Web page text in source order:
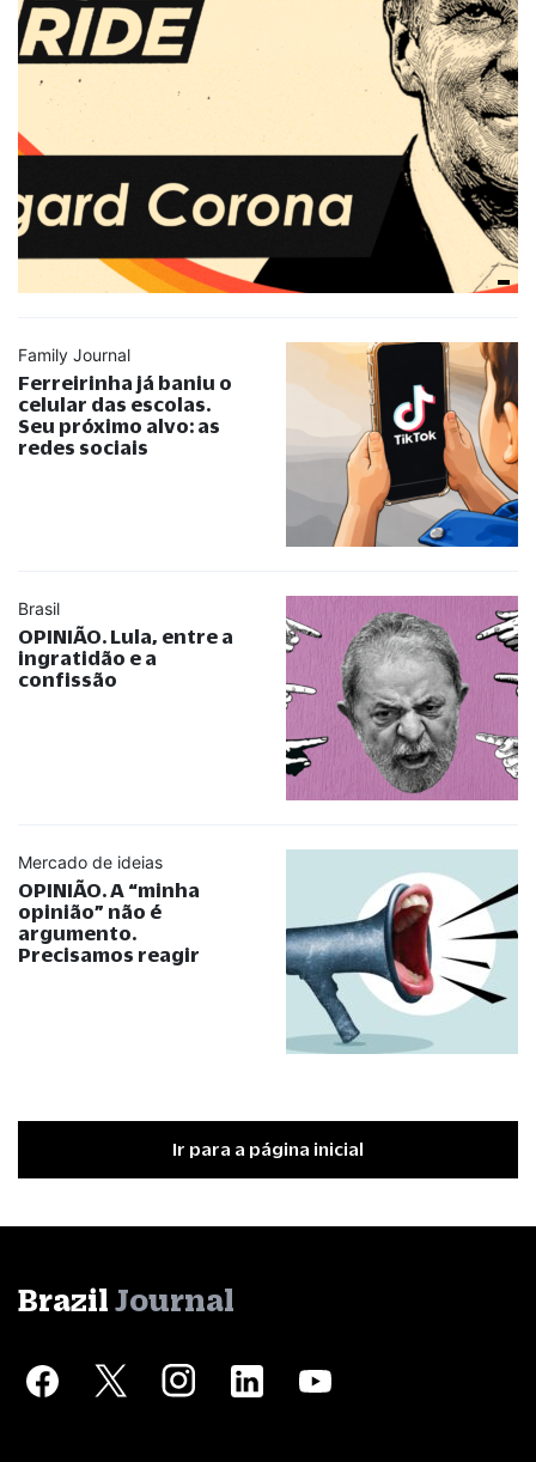
Family Journal
Ferreirinha já baniu o
celular das escolas.
Seu próximo alvo: as
redes sociais
Brasil
OPINIÃO. Lula, entre a
ingratidão e a
confissão
Mercado de ideias
OPINIÃO. A “minha
opinião” não é
argumento.
Precisamos reagir
Ir para a página inicial
Brazil Journal